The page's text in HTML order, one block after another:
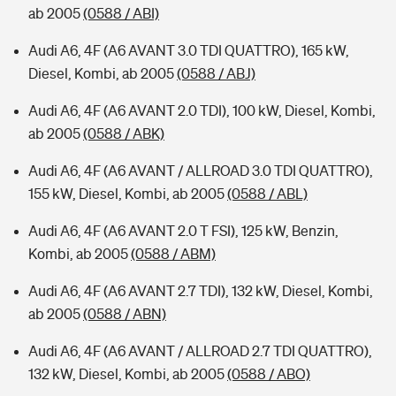
ab 2005(0588 / ABI)
Audi A6, 4F (A6 AVANT 3.0 TDI QUATTRO), 165 kW,
Diesel, Kombi, ab 2005(0588 / ABJ)
Audi A6, 4F (A6 AVANT 2.0 TDI), 100 kW, Diesel, Kombi,
ab 2005(0588 / ABK)
Audi A6, 4F (A6 AVANT / ALLROAD 3.0 TDI QUATTRO),
155 kW, Diesel, Kombi, ab 2005(0588 / ABL)
Audi A6, 4F (A6 AVANT 2.0 T FSI), 125 kW, Benzin,
Kombi, ab 2005(0588 / ABM)
Audi A6, 4F (A6 AVANT 2.7 TDI), 132 kW, Diesel, Kombi,
ab 2005(0588 / ABN)
Audi A6, 4F (A6 AVANT / ALLROAD 2.7 TDI QUATTRO),
132 kW, Diesel, Kombi, ab 2005(0588 / ABO)